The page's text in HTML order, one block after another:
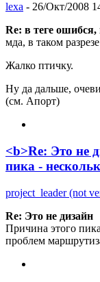
lexa - 26/Окт/2008
Re: в теге ошибся,
мда, в таком
Жалко птичку.
Ну да дальше,
(см. Апорт)
<b>Re: Это не
пика -
project_leader (not
Re: Это не дизайн
Причина этого
проблем